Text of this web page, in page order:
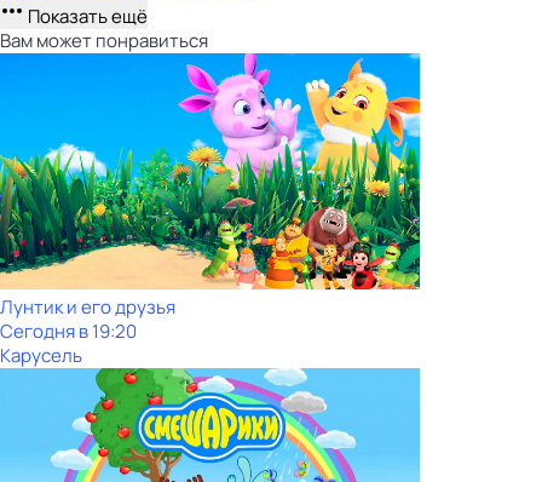
Показать ещё
Вам может понравиться
Лунтик и его друзья
Сегодня в 19:20
Карусель